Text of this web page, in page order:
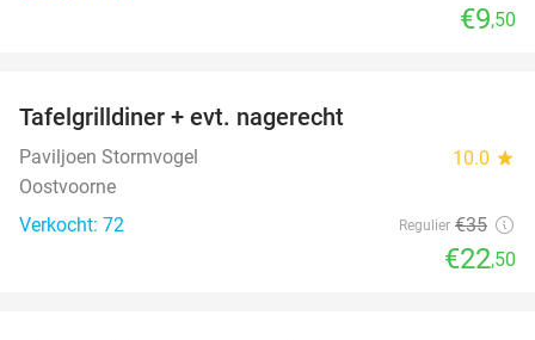
€9,50
Tafelgrilldiner + evt. nagerecht
Paviljoen Stormvogel 10.0 star
Oostvoorne
Verkocht: 72
Regulier €35
€22,50